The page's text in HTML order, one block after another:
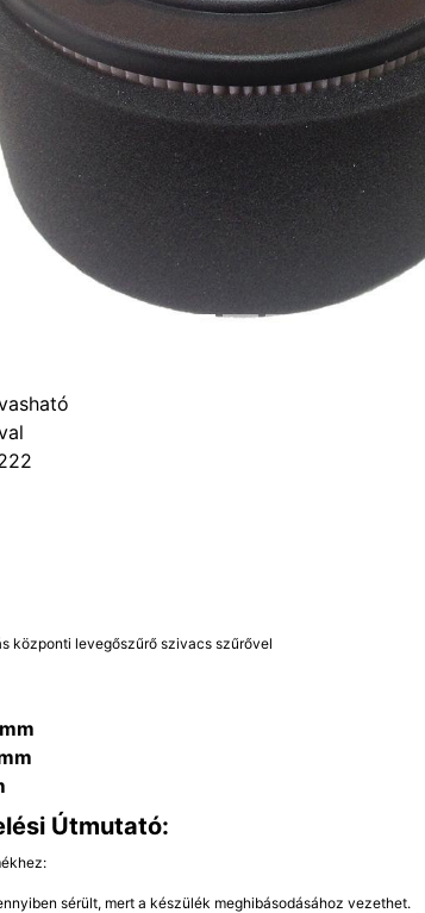
központi levegőszűrő szivacs szűrővel
Útmutató:
sérült, mert a készülék meghibásodásához vezethet.